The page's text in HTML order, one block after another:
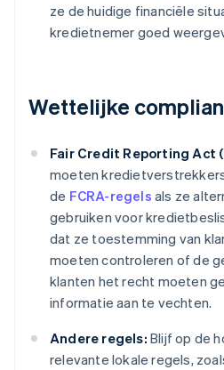
ze de huidige financiële
kredietnemer goed
Wettelijke
Fair Credit Reporting Act
moeten
de FCRA-regels als ze
gebruiken voor
dat ze toestemming van
moeten controleren of de
klanten het recht moeten
informatie aan te vechten.
Andere regels: Blijf op de
relevante lokale regels,